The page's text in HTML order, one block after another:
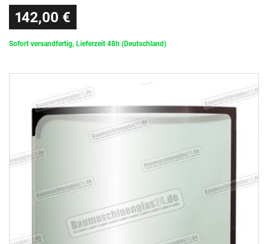
142,00 €
Sofort versandfertig, Lieferzeit 48h (Deutschland)